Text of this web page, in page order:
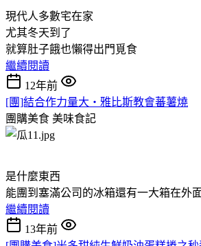
現代人多數宅在家
尤其冬天到了
就算肚子餓也懶得出門覓食
繼續閱讀
12年前
[團]結合作力量大‧雅比斯教會蕃薯燒
團購美食 美味食記
是什麼東西
能團到塞滿公司的冰箱還有一大箱在外
繼續閱讀
13年前